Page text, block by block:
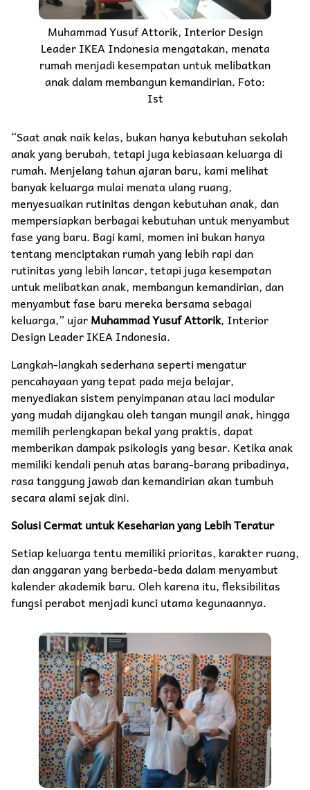
Muhammad Yusuf Attorik, Interior Design
Leader IKEA Indonesia mengatakan, menata
rumah menjadi kesempatan untuk melibatkan
anak dalam membangun kemandirian. Foto:
Ist
“Saat anak naik kelas, bukan hanya kebutuhan sekolah
anak yang berubah, tetapi juga kebiasaan keluarga di
rumah. Menjelang tahun ajaran baru, kami melihat
banyak keluarga mulai menata ulang ruang,
menyesuaikan rutinitas dengan kebutuhan anak, dan
mempersiapkan berbagai kebutuhan untuk menyambut
fase yang baru. Bagi kami, momen ini bukan hanya
tentang menciptakan rumah yang lebih rapi dan
rutinitas yang lebih lancar, tetapi juga kesempatan
untuk melibatkan anak, membangun kemandirian, dan
menyambut fase baru mereka bersama sebagai
keluarga,” ujarMuhammad Yusuf Attorik, Interior
Design Leader IKEA Indonesia.
Langkah-langkah sederhana seperti mengatur
pencahayaan yang tepat pada meja belajar,
menyediakan sistem penyimpanan atau laci modular
yang mudah dijangkau oleh tangan mungil anak, hingga
memilih perlengkapan bekal yang praktis, dapat
memberikan dampak psikologis yang besar. Ketika anak
memiliki kendali penuh atas barang-barang pribadinya,
rasa tanggung jawab dan kemandirian akan tumbuh
secara alami sejak dini.
Solusi Cermat untuk Keseharian yang Lebih Teratur
Setiap keluarga tentu memiliki prioritas, karakter ruang,
dan anggaran yang berbeda-beda dalam menyambut
kalender akademik baru. Oleh karena itu, fleksibilitas
fungsi perabot menjadi kunci utama kegunaannya.